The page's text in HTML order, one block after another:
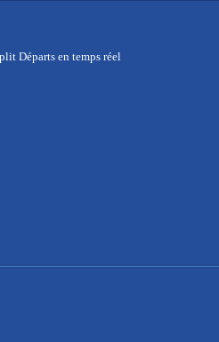
Départs en temps réel